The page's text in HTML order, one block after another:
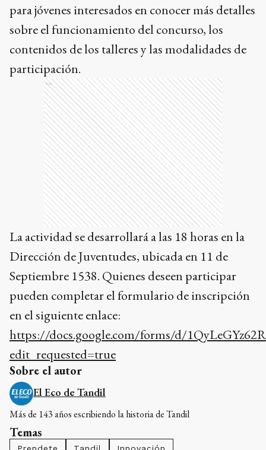
para jóvenes interesados en conocer más detalles
sobre el funcionamiento del concurso, los
contenidos de los talleres y las modalidades de
participación.
Ads
La actividad se desarrollará a las 18 horas en la
Dirección de Juventudes, ubicada en 11 de
Septiembre 1538. Quienes deseen participar
pueden completar el formulario de inscripción
en el siguiente enlace:
https://docs.google.com/forms/d/
edit_requested=true
Sobre el autor
El Eco de Tandil
Más de 143 años escribiendo la historia de Tandil
Temas